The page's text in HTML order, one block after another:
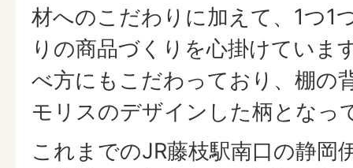
材へのこだわりに加えて、1つ1
りの商品づくりを心掛けていま
べ方にもこだわっており、棚の
モリスのデザインした柄となっ
これまでのJR藤枝駅南口の静岡